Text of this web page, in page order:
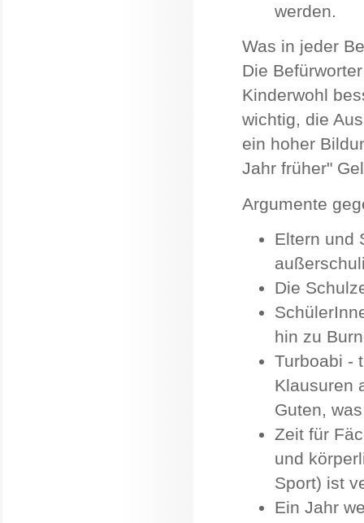
werden.
Was in jeder
Die
Kinderwohl
wichtig, die
ein hoher
Jahr früher"
Argumente
Eltern und
Die
hin zu
Turboabi -
Klausuren
Guten,
Zeit für
und
Sport) ist
Ein Jahr